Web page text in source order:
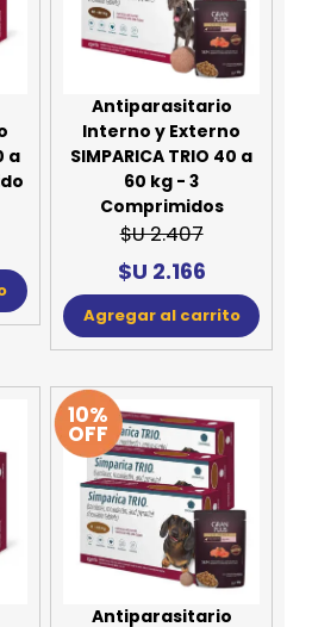
a
Antiparasitario
Interno y Externo
SIMPARICA TRIO 40 a
60 kg - 3
Comprimidos
$U 2.407
$U 2.166
Agregar al carrito
10%
OFF
Antiparasitario